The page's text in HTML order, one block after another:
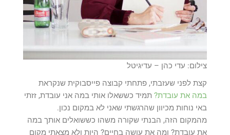
צילום: עדי כהן – עדיגיטל
קצת לפני שעזבתי, פתחתי קבוצה פייסבוקית שנקראת
במה את עובדת? תמיד כששאלו אותי במה אני עובדת, זזתי
באי נוחות מכיוון שהרגשתי שאני לא במקום נכון.
מהמקום הזה, הבנתי שקורה משהו כששואלים אותך במה
את עובדת? ומה את עושה בחיים? היות ולא מצאתי מקום